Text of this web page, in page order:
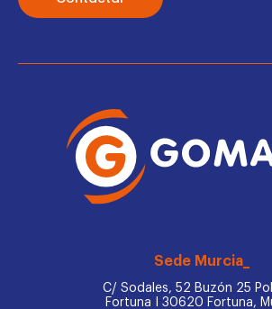
Sede Murcia_
C/ Sodales, 52 Buzón 25
Fortuna I 30620 Fortuna,